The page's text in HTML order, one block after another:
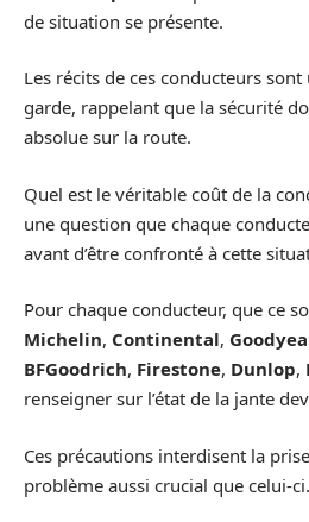
de situation se présente.
Les récits de ces conducteurs
garde, rappelant que la sécurité
absolue sur la route.
Quel est le véritable coût de la
une question que chaque
avant d’être confronté à cette
Pour chaque conducteur, que ce
Michelin, Continental,
BFGoodrich, Firestone, Dunlop,
renseigner sur l’état de la jante
Ces précautions interdisent la
problème aussi crucial que celui-ci.